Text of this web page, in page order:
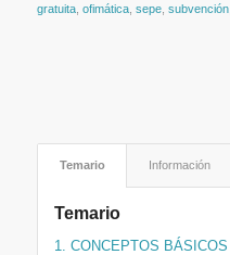
gratuita, ofimática, sepe, subvención,
Temario Información
Temario
1. CONCEPTOS BÁSICOS